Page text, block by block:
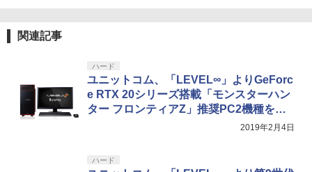
関連記事
ハード
ユニットコム、「LEVEL∞」よりGeForc
e RTX 20シリーズ搭載「モンスターハン
ター フロンティアZ」推奨PC2機種を発
2019年2月4日
ハード